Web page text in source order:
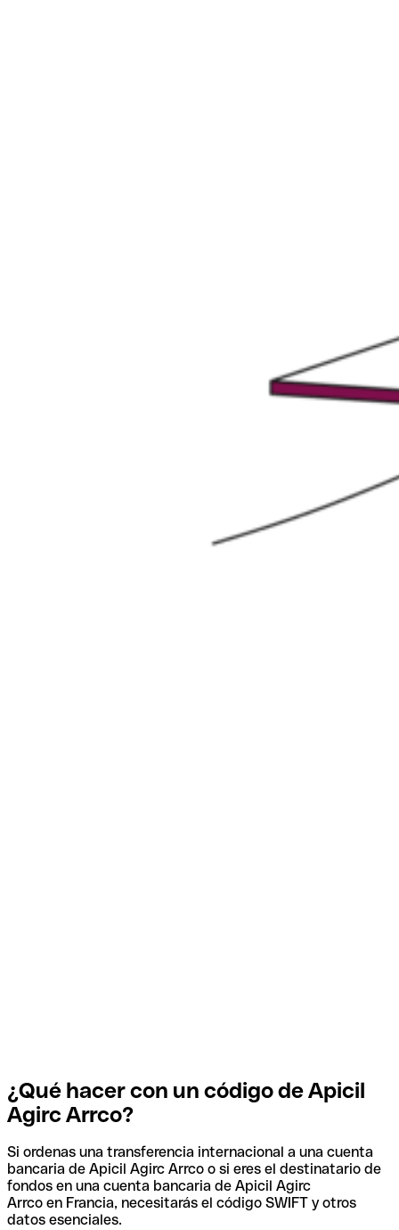
¿Qué hacer con un código de Apicil
Agirc Arrco?
Si ordenas una transferencia internacional a una cuenta
bancaria de Apicil Agirc Arrco o si eres el destinatario de
fondos en una cuenta bancaria de Apicil Agirc
Arrco en Francia, necesitarás el código SWIFT y otros
datos esenciales.